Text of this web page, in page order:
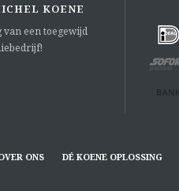
KOENE
van een toegewijd
ONS DÉ KOENE OPLOSSING